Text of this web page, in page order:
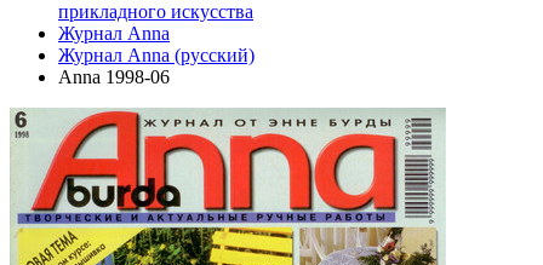
прикладного искусства
Журнал Anna
Журнал Anna (русский)
Anna 1998-06